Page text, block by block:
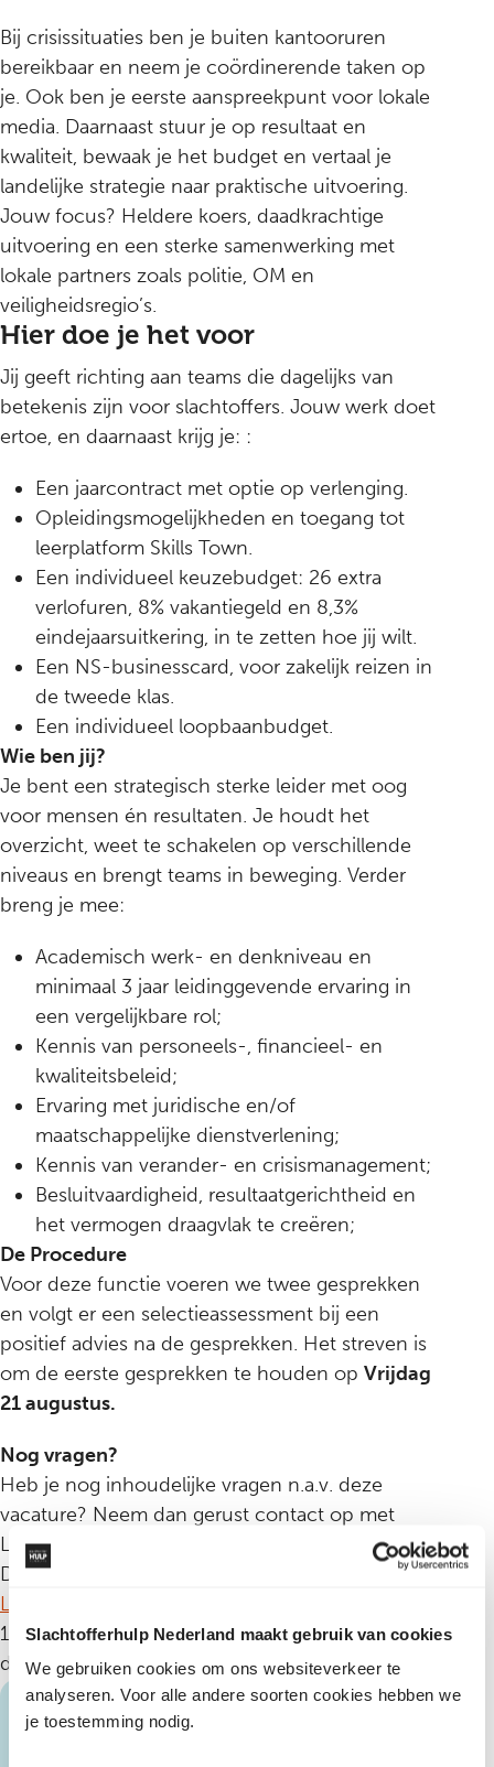
Slachtofferhulp Nederland maakt gebruik van cookies
We gebruiken cookies om ons websiteverkeer te
analyseren. Voor alle andere soorten cookies hebben we
je toestemming nodig.
Bij crisissituaties ben je buiten kantooruren
bereikbaar en neem je coördinerende taken op
je. Ook ben je eerste aanspreekpunt voor lokale
media. Daarnaast stuur je op resultaat en
kwaliteit, bewaak je het budget en vertaal je
landelijke strategie naar praktische uitvoering.
Jouw focus? Heldere koers, daadkrachtige
uitvoering en een sterke samenwerking met
lokale partners zoals politie, OM en
veiligheidsregio’s.
Hier doe je het voor
Jij geeft richting aan teams die dagelijks van
betekenis zijn voor slachtoffers. Jouw werk doet
ertoe, en daarnaast krijg je: :
Een jaarcontract met optie op verlenging.
Opleidingsmogelijkheden en toegang tot
leerplatform Skills Town.
Een individueel keuzebudget: 26 extra
verlofuren, 8% vakantiegeld en 8,3%
eindejaarsuitkering, in te zetten hoe jij wilt.
Een NS-businesscard, voor zakelijk reizen in
de tweede klas.
Een individueel loopbaanbudget.
Wie ben jij?
Je bent een strategisch sterke leider met oog
voor mensen én resultaten. Je houdt het
overzicht, weet te schakelen op verschillende
niveaus en brengt teams in beweging. Verder
breng je mee:
Academisch werk- en denkniveau en
minimaal 3 jaar leidinggevende ervaring in
een vergelijkbare rol;
Kennis van personeels-, financieel- en
kwaliteitsbeleid;
Ervaring met juridische en/of
maatschappelijke dienstverlening;
Kennis van verander- en crisismanagement;
Besluitvaardigheid, resultaatgerichtheid en
het vermogen draagvlak te creëren;
De Procedure
Voor deze functie voeren we twee gesprekken
en volgt er een selectieassessment bij een
positief advies na de gesprekken. Het streven is
om de eerste gesprekken te houden op Vrijdag
21 augustus.
Nog vragen?
Heb je nog inhoudelijke vragen n.a.v. deze
vacature? Neem dan gerust contact op met
Liesbeth van den Driest (directeur
Dienstverlening) via
L.vandenDriest@slachtofferhulp.nl
10308706. Bij voldoende kandidaten zullen we
de vacature sluiten.
Bo SpeichMarketingadviseur